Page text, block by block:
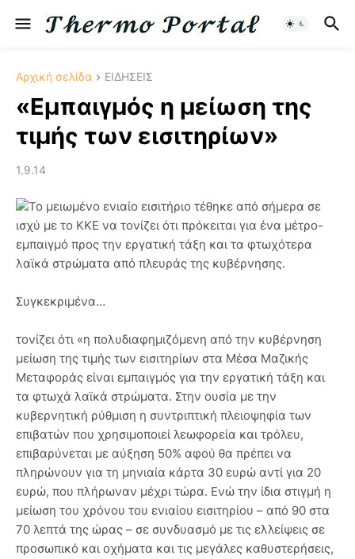
Αρχική σελίδα ΕΙΔΗΣΕΙΣ
«Εμπαιγμός η μείωση της
τιμής των εισιτηρίων»
1.9.14
Το μειωμένο ενιαίο εισιτήριο τέθηκε από σήμερα σε
ισχύ με το ΚΚΕ να τονίζει ότι πρόκειται για ένα μέτρο-
εμπαιγμό προς την εργατική τάξη και τα φτωχότερα
λαϊκά στρώματα από πλευράς της κυβέρνησης.
Συγκεκριμένα…
τονίζει ότι «η πολυδιαφημιζόμενη από την κυβέρνηση
μείωση της τιμής των εισιτηρίων στα Μέσα Μαζικής
Μεταφοράς είναι εμπαιγμός για την εργατική τάξη και
τα φτωχά λαϊκά στρώματα. Στην ουσία με την
κυβερνητική ρύθμιση η συντριπτική πλειοψηφία των
επιβατών που χρησιμοποιεί λεωφορεία και τρόλευ,
επιβαρύνεται με αύξηση 50% αφού θα πρέπει να
πληρώνουν για τη μηνιαία κάρτα 30 ευρώ αντί για 20
ευρώ, που πλήρωναν μέχρι τώρα. Ενώ την ίδια στιγμή η
μείωση του χρόνου του ενιαίου εισιτηρίου – από 90 στα
70 λεπτά της ώρας – σε συνδυασμό με τις ελλείψεις σε
προσωπικό και οχήματα και τις μεγάλες καθυστερήσεις,